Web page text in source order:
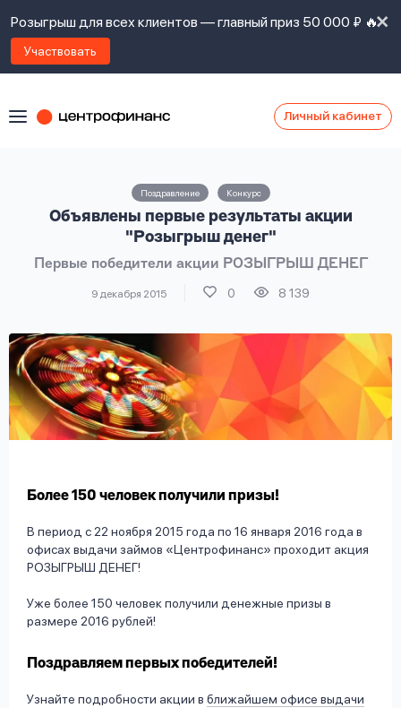
Розыгрыш для всех клиентов — главный приз 50 000 ₽ 🔥
Участвовать
Личный кабинет
Поздравление Конкурс
Объявлены первые результаты акции
"Розыгрыш денег"
Первые победители акции РОЗЫГРЫШ ДЕНЕГ
9 декабря 2015 0 8 139
Более 150 человек получили призы!
В период с 22 ноября 2015 года по 16 января 2016 года в
офисах выдачи займов «Центрофинанс» проходит акция
РОЗЫГРЫШ ДЕНЕГ!
Уже более 150 человек получили денежные призы в
размере 2016 рублей!
Поздравляем первых победителей!
Узнайте подробности акции в ближайшем офисе выдачи
Оформить заявку
Наши
Задать
вопрос
Ответы
вопросы
с
займов,
политикой
согласие
на
обработку
личных
данных